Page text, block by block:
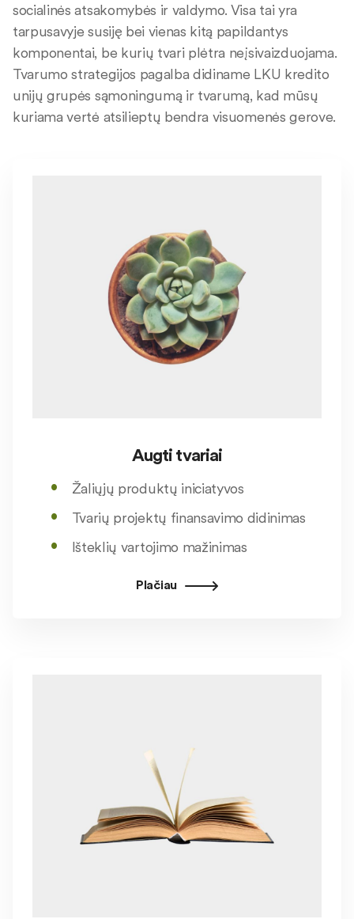
socialinės atsakomybės ir valdymo. Visa tai yra
tarpusavyje susiję bei vienas kitą papildantys
komponentai, be kurių tvari plėtra neįsivaizduojama.
Tvarumo strategijos pagalba didiname LKU kredito
unijų grupės sąmoningumą ir tvarumą, kad mūsų
kuriama vertė atsilieptų bendra visuomenės gerove.
Augti tvariai
Žaliųjų produktų iniciatyvos
Tvarių projektų finansavimo didinimas
Išteklių vartojimo mažinimas
Plačiau